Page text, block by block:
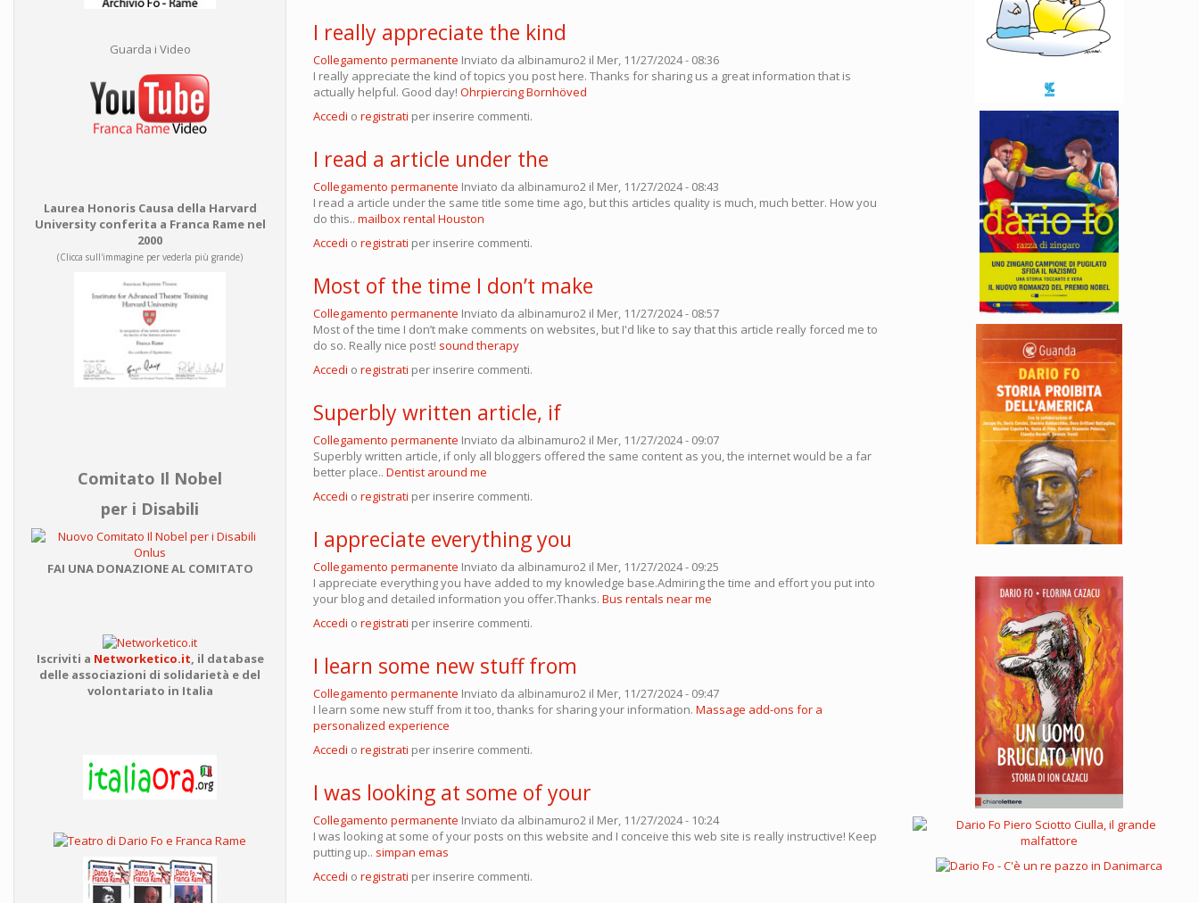
Guarda i Video
Laurea Honoris Causa della Harvard
University conferita a Franca Rame nel
2000
(Clicca sull'immagine per vederla più grande)
Comitato Il Nobel
per i Disabili
FAI UNA DONAZIONE AL COMITATO
Iscriviti a Networketico.it il database
delle associazioni di solidarietà e del
volontariato in Italia
I really appreciate the kind
Collegamento permanente Inviato da albinamuro2 il Mer, 11/27/2024 - 08:36
I really appreciate the kind of topics you post here. Thanks for sharing us a great information that is
actually helpful. Good day! Ohrpiercing Bornhöved
Accedi o registrati per inserire commenti.
I read a article under the
Collegamento permanente Inviato da albinamuro2 il Mer, 11/27/2024 - 08:43
I read a article under the same title some time ago, but this articles quality is much, much better. How you
do this.. mailbox rental Houston
Accedi o registrati per inserire commenti.
Most of the time I don’t make
Collegamento permanente Inviato da albinamuro2 il Mer, 11/27/2024 - 08:57
Most of the time I don’t make comments on websites, but I'd like to say that this article really forced me to
do so. Really nice post! sound therapy
Accedi o registrati per inserire commenti.
Superbly written article, if
Collegamento permanente Inviato da albinamuro2 il Mer, 11/27/2024 - 09:07
Superbly written article, if only all bloggers offered the same content as you, the internet would be a far
better place.. Dentist around me
Accedi o registrati per inserire commenti.
I appreciate everything you
Collegamento permanente Inviato da albinamuro2 il Mer, 11/27/2024 - 09:25
I appreciate everything you have added to my knowledge base.Admiring the time and effort you put into
your blog and detailed information you offer.Thanks. Bus rentals near me
Accedi o registrati per inserire commenti.
I learn some new stuff from
Collegamento permanente Inviato da albinamuro2 il Mer, 11/27/2024 - 09:47
I learn some new stuff from it too, thanks for sharing your information. Massage add-ons for a
personalized experience
Accedi o registrati per inserire commenti.
I was looking at some of your
Collegamento permanente Inviato da albinamuro2 il Mer, 11/27/2024 - 10:24
I was looking at some of your posts on this website and I conceive this web site is really instructive! Keep
putting up.. simpan emas
Accedi o registrati per inserire commenti.